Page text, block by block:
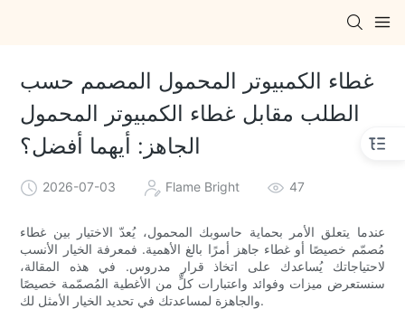
غطاء الكمبيوتر المحمول المصمم حسب
الطلب مقابل غطاء الكمبيوتر المحمول
الجاهز: أيهما أفضل؟
2026-07-03 Flame Bright 47
عندما يتعلق الأمر بحماية حاسوبك المحمول، يُعدّ الاختيار بين غطاء
مُصمّم خصيصًا أو غطاء جاهز أمرًا بالغ الأهمية. فمعرفة الخيار الأنسب
لاحتياجاتك يُساعدك على اتخاذ قرار مدروس. في هذه المقالة،
سنستعرض ميزات وفوائد واعتبارات كلٍّ من الأغطية المُصمّمة خصيصًا
والجاهزة لمساعدتك في تحديد الخيار الأمثل لك.